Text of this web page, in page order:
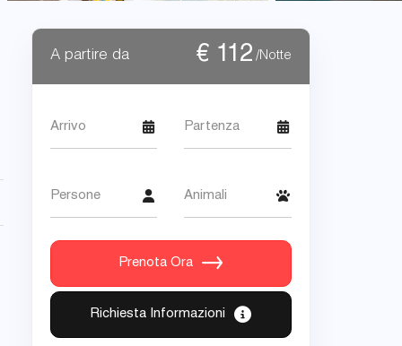
A partire da € 112 /Notte
Arrivo Partenza
Persone Animali
Prenota Ora
Richiesta Informazioni